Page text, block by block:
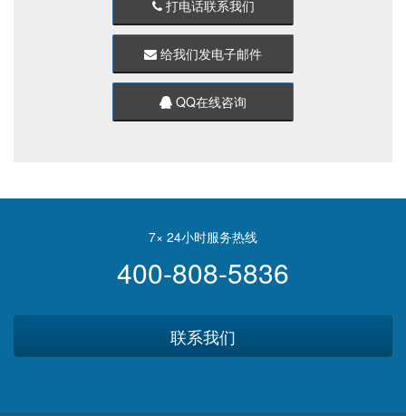
打电话联系我们
给我们发电子邮件
QQ在线咨询
7× 24小时服务热线
400-808-5836
联系我们